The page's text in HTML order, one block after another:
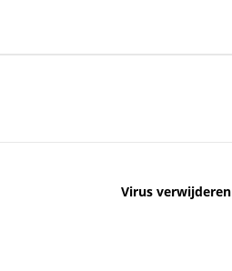
Virus verwijderen